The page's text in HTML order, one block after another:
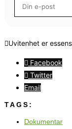
Uvitenhet er
Facebook
Twitter
Email
TAGS:
Dokumentar